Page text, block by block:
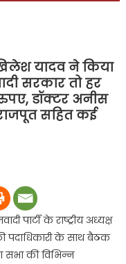
यादव ने किया
सरकार तो हर
डॉक्टर अनीस
सहित कई
पार्टी के राष्ट्रीय अध्यक्ष
पदाधिकारी के साथ बैठक
सभा की विभिन्न